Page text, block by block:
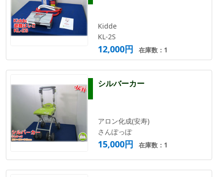
Kidde
KL-2S
12,000円 在庫数：1
シルバーカー
アロン化成(安寿)
さんぽっぽ
15,000円 在庫数：1